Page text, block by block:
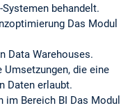
behandelt.
Das Modul
Data Warehouses.
die eine
Daten erlaubt.
Bereich BI Das Modul